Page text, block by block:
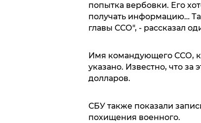
попытка вербовки. Его
получать информацию…
главы ССО", - рассказал
Имя командующего ССО,
указано. Известно, что за
долларов.
СБУ также показали
похищения военного.